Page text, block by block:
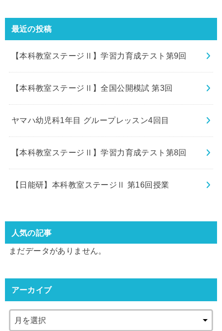
最近の投稿
【本科教室ステージⅡ】学習力育成テスト第9回
【本科教室ステージⅡ】全国公開模試 第3回
ヤマハ幼児科1年目 グループレッスン4回目
【本科教室ステージⅡ】学習力育成テスト第8回
【日能研】本科教室ステージⅡ 第16回授業
人気の記事
まだデータがありません。
アーカイブ